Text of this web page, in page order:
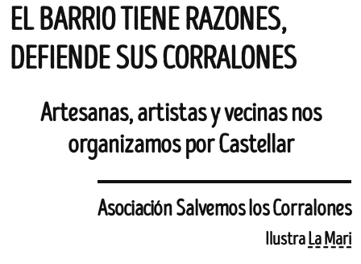
EL BARRIO TIENE RAZONES,
DEFIENDE SUS CORRALONES
Artesanas, artistas y vecinas nos
organizamos por Castellar
Asociación Salvemos los Corralones
IlustraLa Mari